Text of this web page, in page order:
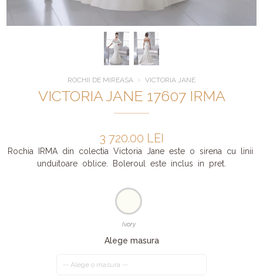
ROCHII DE MIREASA VICTORIA JANE
VICTORIA JANE 17607 IRMA
3 720.00 LEI
Rochia IRMA din colectia Victoria Jane este o sirena cu linii
unduitoare oblice. Boleroul este inclus in pret.
Ivory
Alege masura